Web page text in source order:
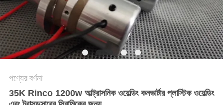
সাইট
ম্যাপ
গোপনীয়তা
নীতি
পণ্যের বর্ণনা
35K Rinco 1200w আল্ট্রাসনিক ওয়েল্ডিং কনভার্টার প্লাস্টিক ওয়েল্ডিং